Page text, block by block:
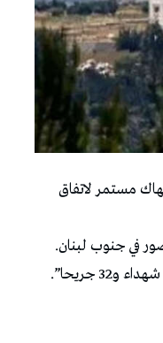
لبنان، في انتهاك مستمر لاتفاق